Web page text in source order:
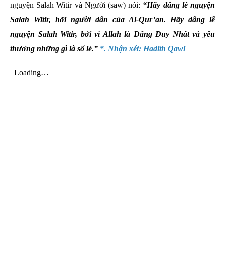
nguyện Salah Witir và Người (saw) nói: “Hãy dâng lễ nguyện
Salah Witir, hỡi người dân của Al-Qur’an. Hãy dâng lễ
nguyện Salah Witir, bởi vì Allah là Đấng Duy Nhất và yêu
thương những gì là số lẻ.” *. Nhận xét: Hadith Qawi